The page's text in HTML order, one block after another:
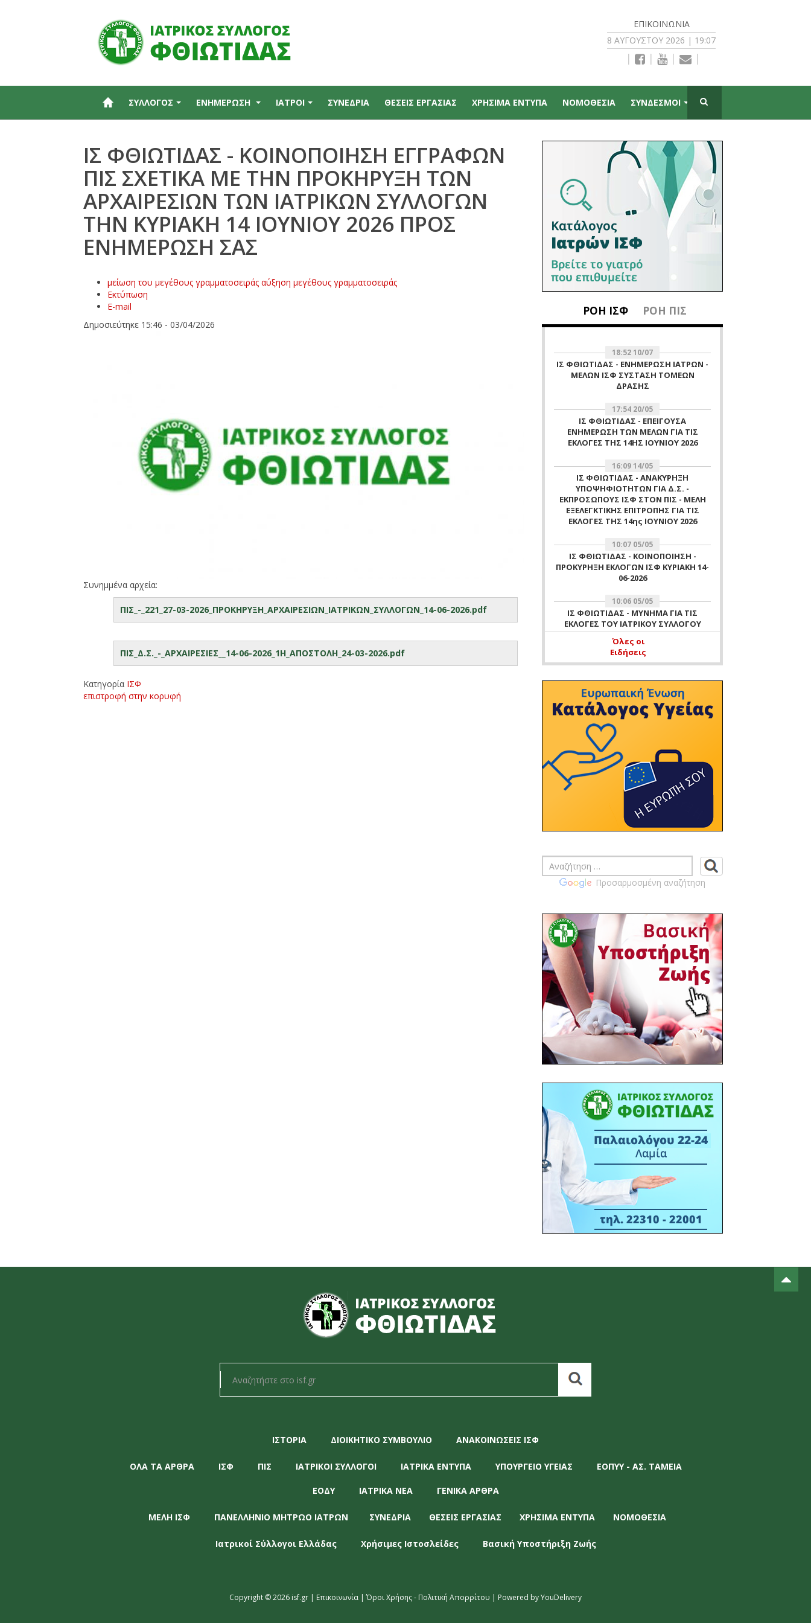
ΕΠΙΚΟΙΝΩΝΊΑ
8 ΑΥΓΟΎΣΤΟΥ 2026 | 19:07
| | | |
ΣΥΛΛΟΓΟΣ ΕΝΗΜΕΡΩΣΗ ΙΑΤΡΟΙ ΣΥΝΕΔΡΙΑ ΘΕΣΕΙΣ ΕΡΓΑΣΙΑΣ ΧΡΗΣΙΜΑ ΕΝΤΥΠΑ ΝΟΜΟΘΕΣΙΑ ΣΥΝΔΕΣΜΟΙ
ΙΣ ΦΘΙΩΤΙΔΑΣ - ΚΟΙΝΟΠΟΙΗΣΗ ΕΓΓΡΑΦΩΝ
ΠΙΣ ΣΧΕΤΙΚΑ ΜΕ ΤΗΝ ΠΡΟΚΗΡΥΞΗ ΤΩΝ
ΑΡΧΑΙΡΕΣΙΩΝ ΤΩΝ ΙΑΤΡΙΚΩΝ ΣΥΛΛΟΓΩΝ
ΤΗΝ ΚΥΡΙΑΚΗ 14 ΙΟΥΝΙΟΥ 2026 ΠΡΟΣ
ΕΝΗΜΕΡΩΣΗ ΣΑΣ
μείωση του μεγέθους γραμματοσειράς αύξηση μεγέθους γραμματοσειράς
Εκτύπωση
E-mail
Δημοσιεύτηκε 15:46 - 03/04/2026
Συνημμένα αρχεία:
ΠΙΣ_-_221_27-03-2026_ΠΡΟΚΗΡΥΞΗ_ΑΡΧΑΙΡΕΣΙΩΝ_ΙΑΤΡΙΚΩΝ_ΣΥΛΛΟΓΩΝ_14-06-2026.pdf
ΠΙΣ_Δ.Σ._-_ΑΡΧΑΙΡΕΣΙΕΣ__14-06-2026_1Η_ΑΠΟΣΤΟΛΗ_24-03-2026.pdf
Κατηγορία ΙΣΦ
επιστροφή στην κορυφή
ΡΟΗ ΙΣΦ ΡΟΗ ΠΙΣ
18:52 10/07
ΙΣ ΦΘΙΩΤΙΔΑΣ - ΕΝΗΜΕΡΩΣΗ ΙΑΤΡΩΝ -
ΜΕΛΩΝ ΙΣΦ ΣΥΣΤΑΣΗ ΤΟΜΕΩΝ
ΔΡΑΣΗΣ
17:54 20/05
ΙΣ ΦΘΙΩΤΙΔΑΣ - ΕΠΕΙΓΟΥΣΑ
ΕΝΗΜΕΡΩΣΗ ΤΩΝ ΜΕΛΩΝ ΓΙΑ ΤΙΣ
ΕΚΛΟΓΕΣ ΤΗΣ 14ΗΣ ΙΟΥΝΙΟΥ 2026
16:09 14/05
ΙΣ ΦΘΙΩΤΙΔΑΣ - ΑΝΑΚΥΡΗΞΗ
ΥΠΟΨΗΦΙΟΤΗΤΩΝ ΓΙΑ Δ.Σ. -
ΕΚΠΡΟΣΩΠΟΥΣ ΙΣΦ ΣΤΟΝ ΠΙΣ - ΜΕΛΗ
ΕΞΕΛΕΓΚΤΙΚΗΣ ΕΠΙΤΡΟΠΗΣ ΓΙΑ ΤΙΣ
ΕΚΛΟΓΕΣ ΤΗΣ 14ης ΙΟΥΝΙΟΥ 2026
10:07 05/05
ΙΣ ΦΘΙΩΤΙΔΑΣ - ΚΟΙΝΟΠΟΙΗΣΗ -
ΠΡΟΚΥΡΗΞΗ ΕΚΛΟΓΩΝ ΙΣΦ ΚΥΡΙΑΚΗ 14-
06-2026
10:06 05/05
ΙΣ ΦΘΙΩΤΙΔΑΣ - ΜΥΝΗΜΑ ΓΙΑ ΤΙΣ
ΕΚΛΟΓΕΣ ΤΟΥ ΙΑΤΡΙΚΟΥ ΣΥΛΛΟΓΟΥ
ΦΘΙΩΤΙΔΑΣ ΤΗΣ 14 ΙΟΥΝΙΟΥ 2026
11:51 16/04
ΕΚΛΟΓΗ ΜΕΛΟΥΣ ΕΞΕΛΕΓΚΤΙΚΗΣ
ΕΠΙΤΡΟΠΗΣ ΙΣΦ 16 ΑΠΡΙΛΙΟΥ 2026 -
ΕΝΗΜΕΡΩΣΗ ΜΗ ΛΕΙΤΟΥΡΓΙΑΣ
ΓΡΑΦΕΙΩΝ ΙΣΦ ΤΗΝ 16-04-2026 ΛΟΓΩ
ΔΙΕΝΕΡΓΕΙΑΣ ΑΡΧΑΙΡΕΣΙΩΝ ΤΟΥ
ΣΥΛΛΟΓΟΥ
10:37 11/04
ΙΣ ΦΘΙΩΤΙΔΑΣ - ΕΥΧΕΣ
11:47 07/04
ΙΣ ΦΘΙΩΤΙΔΑΣ - ΠΡΟΣΚΛΗΣΗ ΓΙΑ
ΠΡΑΓΜΑΤΟΠΟΙΗΣΗ
ΕΚΛΟΓΟΑΠΟΛΟΓΙΣΤΙΚΗΣ ΓΕΝΙΚΗΣ
ΙΣ ΦΘΙΩΤΙΔΑΣ - ΚΟΙΝΟΠΟΙΗΣΗ
ΕΓΓΡΑΦΩΝ ΠΙΣ ΣΧΕΤΙΚΑ ΜΕ ΤΗΝ
ΙΟΥΝΙΟΥ 2026 ΠΡΟΣ ΕΝΗΜΕΡΩΣΗ ΣΑΣ
14:39 03/04
ΙΣ ΦΘΙΩΤΙΔΑΣ - ΠΡΟΣΚΛΗΣΗ ΓΙΑ
ΕΤΗΣΙΑ ΓΕΝΙΚΗ ΣΥΝΕΛΕΥΣΗ ΙΣΦ
ΤΕΤΑΡΤΗ 22-04-2026 19:00 Μ.Μ.
14:02 02/04
ΙΣ ΦΘΙΩΤΙΔΑΣ - ΚΟΙΝΟΠΟΙΗΣΗ
ΠΡΟΚΥΡΗΞΗΣ ΓΙΑ ΔΙΕΝΕΡΓΕΙΑ ΕΚΛΟΓΩΝ
ΓΙΑ ΑΝΑΠΛΗΡΩΣΗ ΜΕΛΟΥΣ
ΕΞΕΛΕΓΚΤΙΚΗΣ ΕΠΙΤΡΟΠΗΣ
11:03 30/03
πάνελ του Επιμελητηρίου
Φθιώτιδας στο STAR FORUM IV
15:38 13/03
ΙΣ ΦΘΙΩΤΙΔΑΣ - ΔΕΛΤΙΟ ΤΥΠΟΥ -
ΣΥΝΔΙΟΡΓΑΝΩΣΗ ΕΝΗΜΕΡΩΤΙΚΗΣ
ΕΚΔΗΛΩΣΗ ΙΣΦ ΜΕ ΠΟΛΙΤΙΣΤΙΚΟ
ΣΥΛΛΟΓΟ Μ. ΒΡΥΣΗΣ- 16-03-2026
ΑΙΘΟΥΣΑ ΠΟΛΛΑΠΛΩΝ ΧΡΗΣΕΩΝ Μ.
ΒΡΥΣΗΣ - ΩΡΑ 18:30Μ.Μ.
14:22 06/03
ΠΡΟΣΚΛΗΣ ΣΕ ΕΚΔΗΛΩΣΗ
Όλες οι
Ειδήσεις
Προσαρμοσμένη αναζήτηση
ΙΣΤΟΡΙΑ ΔΙΟΙΚΗΤΙΚΟ ΣΥΜΒΟΥΛΙΟ ΑΝΑΚΟΙΝΩΣΕΙΣ ΙΣΦ
ΟΛΑ ΤΑ ΑΡΘΡΑ ΙΣΦ ΠΙΣ ΙΑΤΡΙΚΟΙ ΣΥΛΛΟΓΟΙ ΙΑΤΡΙΚΑ ΕΝΤΥΠΑ ΥΠΟΥΡΓΕΙΟ ΥΓΕΙΑΣ ΕΟΠΥΥ - ΑΣ. ΤΑΜΕΙΑ
ΕΟΔΥ ΙΑΤΡΙΚΑ ΝΕΑ ΓΕΝΙΚΑ ΑΡΘΡΑ
ΜΕΛΗ ΙΣΦ ΠΑΝΕΛΛΗΝΙΟ ΜΗΤΡΩΟ ΙΑΤΡΩΝ ΣΥΝΕΔΡΙΑ ΘΕΣΕΙΣ ΕΡΓΑΣΙΑΣ ΧΡΗΣΙΜΑ ΕΝΤΥΠΑ ΝΟΜΟΘΕΣΙΑ
Ιατρικοί Σύλλογοι Ελλάδας Χρήσιμες Ιστοσλείδες Βασική Υποστήριξη Ζωής
Copyright © 2026 isf.gr | Επικοινωνία |Όροι Χρήσης - Πολιτική Απορρίτου | Powered byYouDelivery